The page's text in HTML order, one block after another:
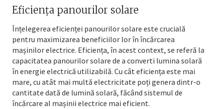
Eficiența panourilor solare
Înțelegerea eficienței panourilor solare este crucială
pentru maximizarea beneficiilor lor în încărcarea
mașinilor electrice. Eficiența, în acest context, se referă la
capacitatea panourilor solare de a converti lumina solară
în energie electrică utilizabilă. Cu cât eficiența este mai
mare, cu atât mai multă electricitate poți genera dintr-o
cantitate dată de lumină solară, făcând sistemul de
încărcare al mașinii electrice mai eficient.